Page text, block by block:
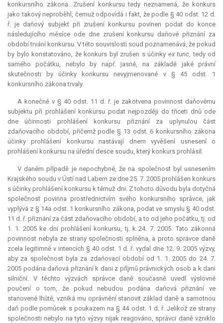
konkursního zákona. Zrušení konkursu tedy neznamená, že konkurs
jako takový neproběhl, čemuž odpovídá i fakt, že podle § 40 odst. 12 d.
ř. je daňový subjekt při zrušení konkursu povinen podat do konce
následujícího měsíce ode dne zrušení konkursu daňové přiznání za
období trvání konkursu. V této souvislosti soud poznamenává, že pokud
by bylo konstatováno, že konkurs byl zrušen s účinky ex tunc, tedy od
samého počátku, nebylo by např. jasné, na základě jaké právní
skutečnosti by účinky konkursu nevyjmenované v § 45 odst. 1
konkursního zákona trvaly.
A konečně v § 40 odst. 11 d. ř. je zakotvena povinnost daňovému
subjektu při prohlášení konkursu podat nejpozději do třiceti dnů ode
dne účinnosti prohlášení konkursu přiznání za uplynulou část
zdaňovacího období, přičemž podle § 13 odst. 6 konkursního zákona
účinky prohlášení konkursu nastávají dnem vyvěšení usnesení o
prohlášení konkursu na úřední desce soudu, který konkurs prohlásil.
V daném případě je nepochybné, že na společnost byl usnesením
Krajského soudu v Ústí nad Labem ze dne 25. 7. 2005 prohlášen konkurs
s účinky prohlášení konkursu k témuž dni. Z tohoto důvodu byla dotyčná
společnost povinna prostřednictvím svého konkursního správce, jak
vyplývá z § 14a odst. 1 konkursního zákona, podat ve smyslu § 40 odst.
11 d. ř. přiznání za část zdaňovacího období, a to od jeho počátku, tj. od
1. 1. 2005 ke dni prohlášení konkursu, tj. k 24. 7. 2005. Tato zákonná
povinnost nebyla ze strany společnosti splněna, a proto správce daně
zcela legitimně v intencích § 40 odst. 1 d. ř. vydal dne 12. 9. 2005 výzvy,
aby za společnost byla za zdaňovací období od 1. 1. 2005 do 24. 7.
2005 podána daňová přiznání k dani z příjmů právnických osob a k dani
silniční. V těchto výzvách správce daně současně uvedl výslovné
poučení o tom, že pokud nebudou podána daňová přiznání ve
stanovené lhůtě, vzniká mu oprávnění stanovit základ daně a samotnou
daň podle pomůcek s poukazem na § 44 odst. 1 d. ř. Jelikož ze strany
společnosti nebylo na tyto výzvy nijak reagováno, správci daně vzniklo